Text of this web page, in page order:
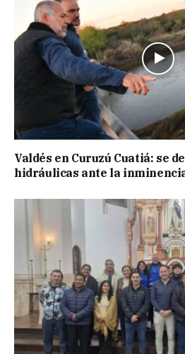
Valdés en Curuzú Cuatiá: se
hidráulicas ante la